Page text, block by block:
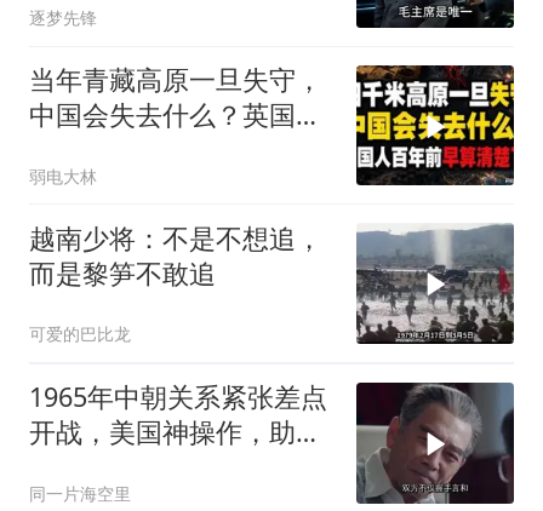
逐梦先锋
当年青藏高原一旦失守，
中国会失去什么？英国人
弱电大林
越南少将：不是不想追，
而是黎笋不敢追
可爱的巴比龙
1965年中朝关系紧张差点
开战，美国神操作，助两
同一片海空里